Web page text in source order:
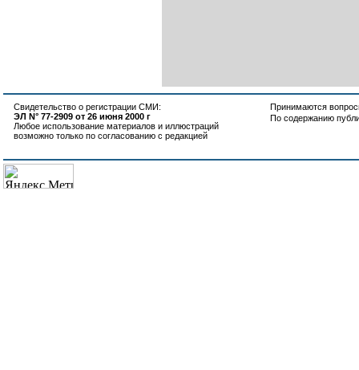
Свидетельство о регистрации СМИ:
ЭЛ N° 77-2909 от 26 июня 2000 г
Любое использование материалов и иллюстраций
возможно только по согласованию с редакцией
Принимаются
По содержанию